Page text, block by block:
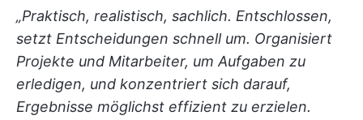
„Praktisch, realistisch, sachlich. Entschlossen,
setzt Entscheidungen schnell um. Organisiert
Projekte und Mitarbeiter, um Aufgaben zu
erledigen, und konzentriert sich darauf,
Ergebnisse möglichst effizient zu erzielen.